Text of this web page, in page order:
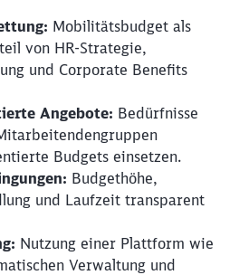
Mobilitätsbudget als
von HR-Strategie,
und Corporate Benefits
Angebote: Bedürfnisse
Budgets einsetzen.
Budgethöhe,
und Laufzeit transparent
Nutzung einer Plattform wie
Verwaltung und